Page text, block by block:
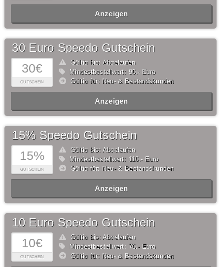
Anzeigen
30€
GUTSCHEIN
30 Euro Speedo Gutschein
Gültig bis: Abgelaufen
Mindestbestellwert: 90,- Euro
Gültig für: Neu- & Bestandskunden
Anzeigen
15%
GUTSCHEIN
15% Speedo Gutschein
Gültig bis: Abgelaufen
Mindestbestellwert: 110,- Euro
Gültig für: Neu- & Bestandskunden
Anzeigen
10€
GUTSCHEIN
10 Euro Speedo Gutschein
Gültig bis: Abgelaufen
Mindestbestellwert: 70,- Euro
Gültig für: Neu- & Bestandskunden